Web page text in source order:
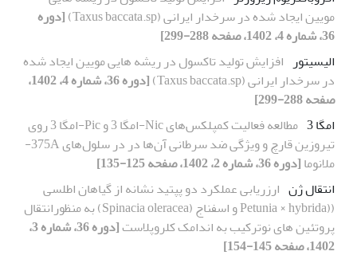
مویین ایجاد شده در سرخدار ایرانی (Taxus baccata.sp)
[دوره
36، شماره 4، 1402، صفحه 288-299]
الیسیتور افزایش تولید تاکسول در ریشه هایی مویین ایجاد شده
در سرخدار ایرانی (Taxus baccata.sp)
[دوره 36، شماره 4، 1402،
صفحه 288-299]
امگا 3
مطالعه فعالیت کمپلکس‌های Nic-امگا 3 و Pic-امگا 3 روی
تیروزین قارچ و ویژگی ضد سرطانی آن‌ها در در سلول‌های 375A-
ملانوما[دوره 36، شماره 2، 1402، صفحه 125-135]
انتقال ژن ارزریابی عملکرد دو پپتید نشانه از گیاهان اطلسی
((Petunia × hybrida و اسفناج (Spinacia oleracea) به منظورانتقال
پروتئین های نوترکیب به اندامک کلروپلاست
[دوره 36، شماره 3،
1402، صفحه 145-154]